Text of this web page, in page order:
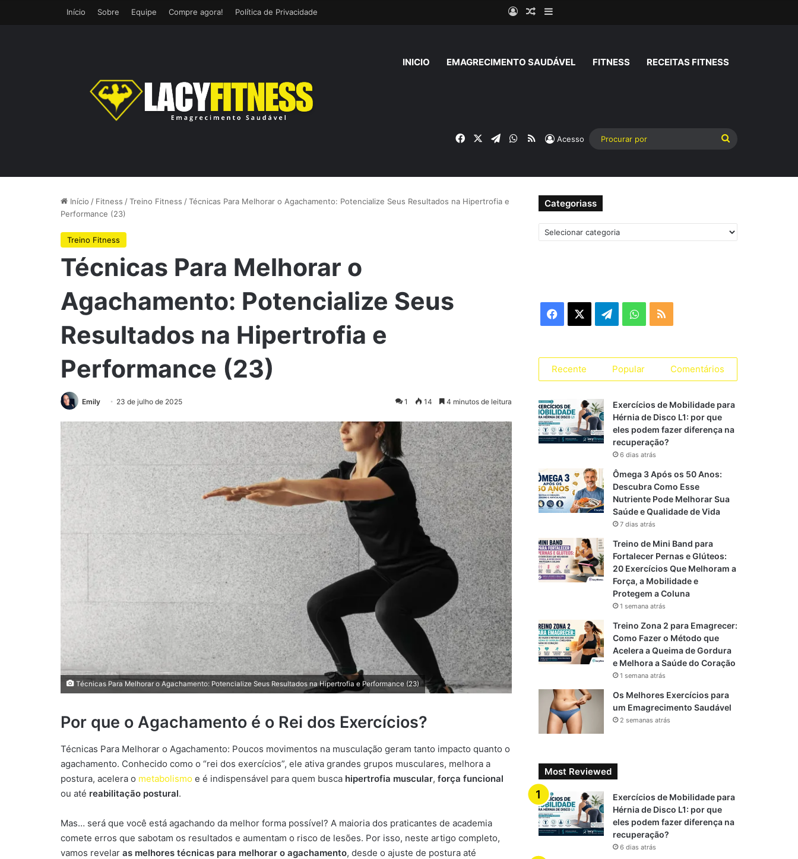
Início Sobre Equipe Compre agora! Política de Privacidade EntrarArtigo aleatório
Barra Lateral
INICIO EMAGRECIMENTO SAUDÁVEL FITNESS RECEITAS FITNESS
FacebookTelegramWhatsApp
RSS Acesso
Início / Fitness /Treino Fitness /Técnicas Para Melhorar o Agachamento: Potencialize Seus Resultados na Hipertrofia e
Performance (23)
Treino Fitness
Técnicas Para Melhorar o
Agachamento: Potencialize Seus
Resultados na Hipertrofia e
Performance (23)
Emily 23 de julho de 2025 1 14 4 minutos de leitura
Técnicas Para Melhorar o Agachamento: Potencialize Seus Resultados na Hipertrofia e Performance (23)
Por que o Agachamento é o Rei dos Exercícios?
Técnicas Para Melhorar o Agachamento: Poucos movimentos na musculação geram tanto impacto quanto o
agachamento. Conhecido como o “rei dos exercícios”, ele ativa grandes grupos musculares, melhora a
postura, acelera o metabolismo e é indispensável para quem busca hipertrofia muscular, força funcional
ou até reabilitação postural.
Mas… será que você está agachando da melhor forma possível? A maioria dos praticantes de academia
comete erros que sabotam os resultados e aumentam o risco de lesões. Por isso, neste artigo completo,
vamos revelar as melhores técnicas para melhorar o agachamento, desde o ajuste de postura até
Categoriass
Categoriass
Facebook TelegramWhatsApp
RSS
Recente Popular Comentários
Exercícios de Mobilidade para
Hérnia de Disco L1: por que
eles podem fazer diferença na
recuperação?
6 dias atrás
Ômega 3 Após os 50 Anos:
Descubra Como Esse
Nutriente Pode Melhorar Sua
Saúde e Qualidade de Vida
7 dias atrás
Treino de Mini Band para
Fortalecer Pernas e Glúteos:
20 Exercícios Que Melhoram a
Força, a Mobilidade e
Protegem a Coluna
1 semana atrás
Treino Zona 2 para Emagrecer:
Como Fazer o Método que
Acelera a Queima de Gordura
e Melhora a Saúde do Coração
1 semana atrás
Os Melhores Exercícios para
um Emagrecimento Saudável
2 semanas atrás
Most Reviewed
Exercícios de Mobilidade para
Hérnia de Disco L1: por que
eles podem fazer diferença na
recuperação?
6 dias atrás